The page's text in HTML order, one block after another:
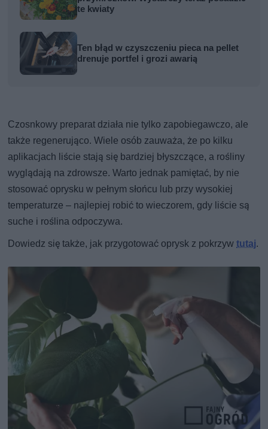
te kwiaty
Ten błąd w czyszczeniu pieca na pellet
drenuje portfel i grozi awarią
Czosnkowy preparat działa nie tylko zapobiegawczo, ale
także regenerująco. Wiele osób zauważa, że po kilku
aplikacjach liście stają się bardziej błyszczące, a rośliny
wyglądają na zdrowsze. Warto jednak pamiętać, by nie
stosować oprysku w pełnym słońcu lub przy wysokiej
temperaturze – najlepiej robić to wieczorem, gdy liście są
suche i roślina odpoczywa.
Dowiedz się także, jak przygotować oprysk z pokrzywtutaj.